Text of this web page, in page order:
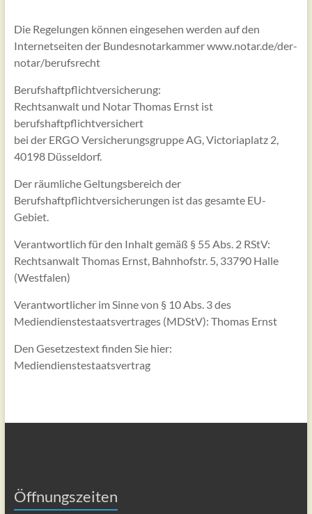
Die Regelungen können eingesehen werden auf den
Internetseiten der Bundesnotarkammer www.notar.de/der-
notar/berufsrecht
Berufshaftpflichtversicherung:
Rechtsanwalt und Notar Thomas Ernst ist
berufshaftpflichtversichert
bei der ERGO Versicherungsgruppe AG, Victoriaplatz 2,
40198 Düsseldorf.
Der räumliche Geltungsbereich der
Berufshaftpflichtversicherungen ist das gesamte EU-
Gebiet.
Verantwortlich für den Inhalt gemäß § 55 Abs. 2 RStV:
Rechtsanwalt Thomas Ernst, Bahnhofstr. 5, 33790 Halle
(Westfalen)
Verantwortlicher im Sinne von § 10 Abs. 3 des
Mediendienstestaatsvertrages (MDStV): Thomas Ernst
Den Gesetzestext finden Sie hier:
Mediendienstestaatsvertrag
Öffnungszeiten